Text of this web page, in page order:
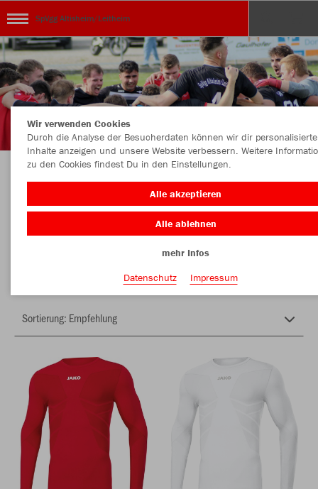
SpVgg Altisheim/Leitheim
Herzlich Willkommen im Teamshop SpVgg
Altisheim/Leitheim
Wir verwenden Cookies
Durch die Analyse der Besucherdaten können wir dir personalisierte
Inhalte anzeigen und unsere Website verbessern. Weitere
zu den Cookies findest Du in den Einstellungen.
Alle akzeptieren
Alle ablehnen
mehr Infos
Datenschutz
Impressum